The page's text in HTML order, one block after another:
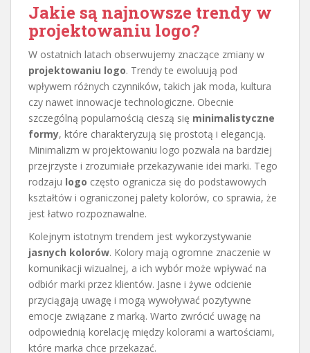
Jakie są najnowsze trendy w
projektowaniu logo?
W ostatnich latach obserwujemy znaczące zmiany w
projektowaniu logo. Trendy te ewoluują pod
wpływem różnych czynników, takich jak moda, kultura
czy nawet innowacje technologiczne. Obecnie
szczególną popularnością cieszą się minimalistyczne
formy, które charakteryzują się prostotą i elegancją.
Minimalizm w projektowaniu logo pozwala na bardziej
przejrzyste i zrozumiałe przekazywanie idei marki. Tego
rodzaju logo często ogranicza się do podstawowych
kształtów i ograniczonej palety kolorów, co sprawia, że
jest łatwo rozpoznawalne.
Kolejnym istotnym trendem jest wykorzystywanie
jasnych kolorów. Kolory mają ogromne znaczenie w
komunikacji wizualnej, a ich wybór może wpływać na
odbiór marki przez klientów. Jasne i żywe odcienie
przyciągają uwagę i mogą wywoływać pozytywne
emocje związane z marką. Warto zwrócić uwagę na
odpowiednią korelację między kolorami a wartościami,
które marka chce przekazać.